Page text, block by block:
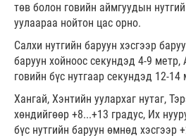
төв болон говийн аймгуудын
уулаараа нойтон цас орно.
Салхи нутгийн баруун хэсгээр
баруун хойноос секундэд 4-9 метр,
говийн бүс нутгаар секундэд 12-
Хангай, Хэнтийн уулархаг нутаг,
хөндийгөөр +8...+13 градус, Их
бүс нутгийн баруун өмнөд хэсгээр